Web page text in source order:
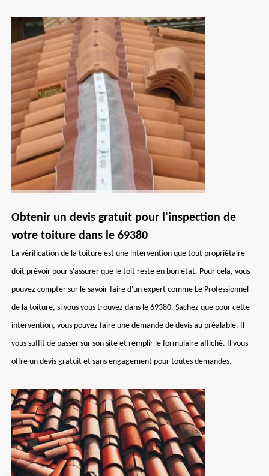
Obtenir un devis gratuit pour l'inspection de
votre toiture dans le 69380
La vérification de la toiture est une intervention que tout propriétaire
doit prévoir pour s'assurer que le toit reste en bon état. Pour cela, vous
pouvez compter sur le savoir-faire d'un expert comme Le Professionnel
de la toiture, si vous vous trouvez dans le 69380. Sachez que pour cette
intervention, vous pouvez faire une demande de devis au préalable. Il
vous suffit de passer sur son site et remplir le formulaire affiché. Il vous
offre un devis gratuit et sans engagement pour toutes demandes.